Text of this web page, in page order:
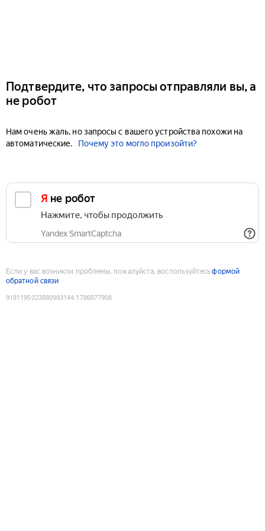
Подтвердите, что запросы отправляли вы, а
не робот
Нам очень жаль, но запросы с вашего устройства похожи на
автоматические.
Почему это могло произойти?
Я не робот
Нажмите, чтобы продолжить
Yandex SmartCaptcha
Если у вас возникли проблемы, пожалуйста, воспользуйтесьформой
обратной связи
9181195023880993144:1786077908